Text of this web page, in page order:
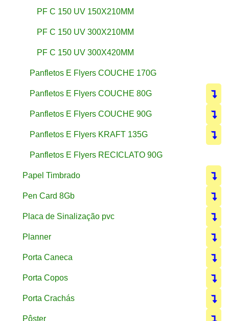
PF C 150 UV 150X210MM
PF C 150 UV 300X210MM
PF C 150 UV 300X420MM
Panfletos E Flyers COUCHE 170G
Panfletos E Flyers COUCHE 80G
Panfletos E Flyers COUCHE 90G
Panfletos E Flyers KRAFT 135G
Panfletos E Flyers RECICLATO 90G
Papel Timbrado
Pen Card 8Gb
Placa de Sinalização pvc
Planner
Porta Caneca
Porta Copos
Porta Crachás
Pôster